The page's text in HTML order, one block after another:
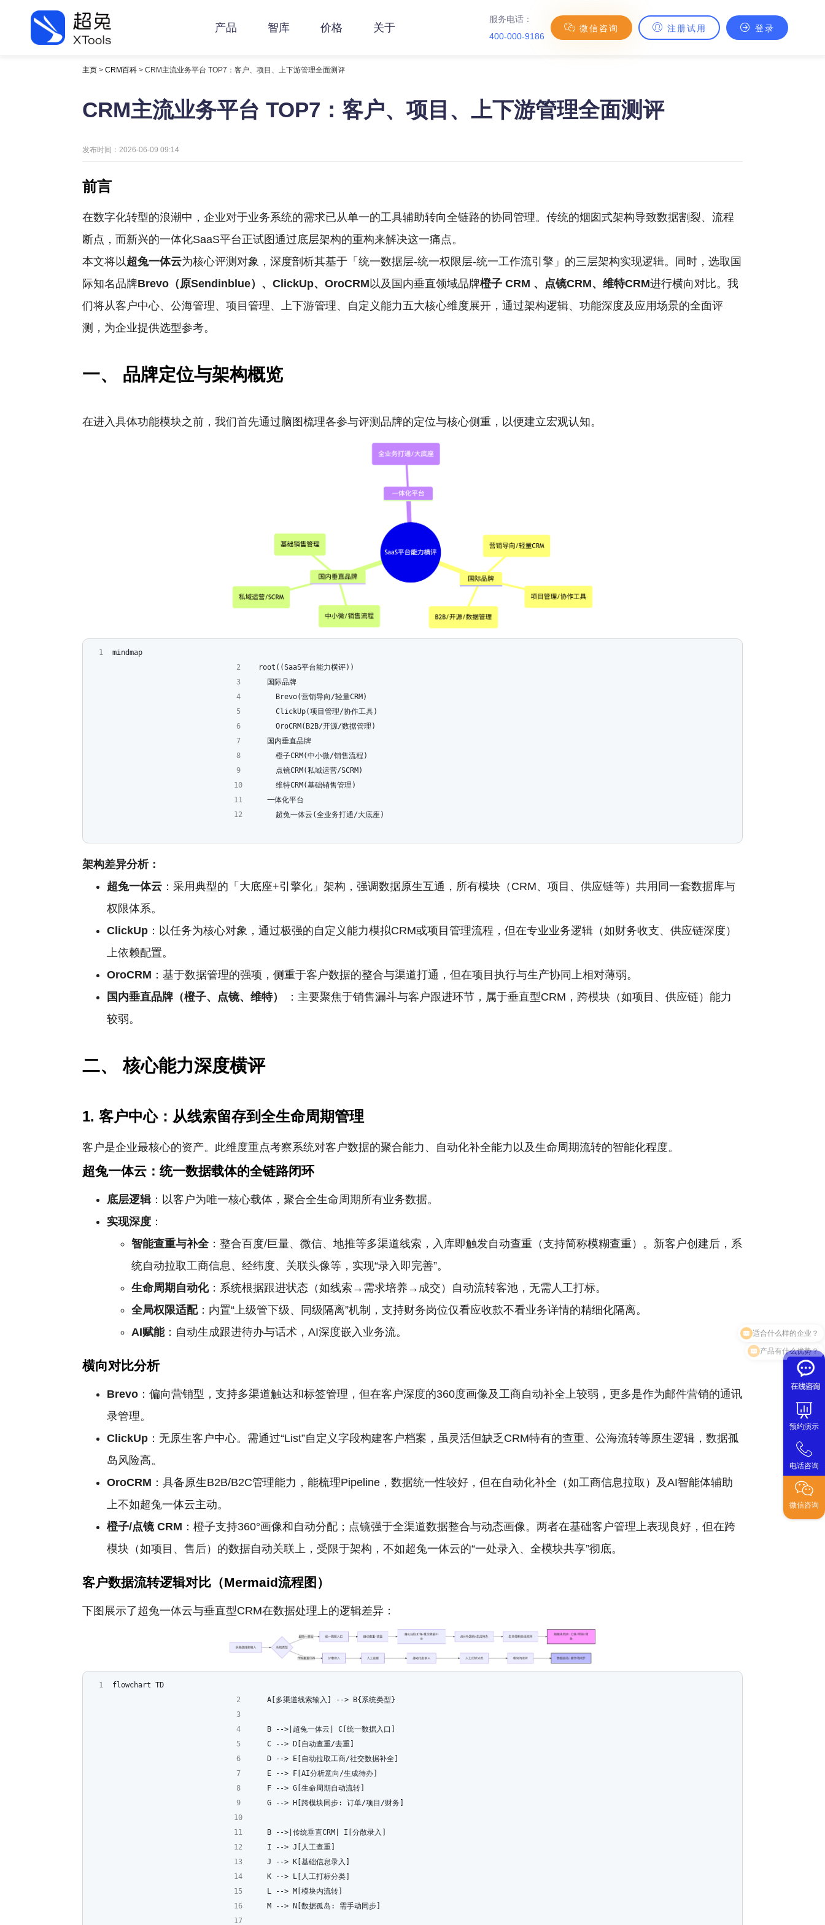
产品 智库 价格 关于
服务电话：
400-000-9186
微信咨询 注册试用 登录
预约演示
电话咨询
微信咨询
主页 >CRM百科 > CRM主流业务平台 TOP7：客户、项目、上下游管理全面测评
CRM主流业务平台 TOP7：客户、项目、上下游管理全面测评
发布时间：2026-06-09 09:14
前言
在数字化转型的浪潮中，企业对于业务系统的需求已从单一的工具辅助转向全链路的协同管理。传统的烟囱式架构导致数据割裂、流程
断点，而新兴的一体化SaaS平台正试图通过底层架构的重构来解决这一痛点。
本文将以超兔一体云为核心评测对象，深度剖析其基于「统一数据层-统一权限层-统一工作流引擎」的三层架构实现逻辑。同时，选取国
际知名品牌Brevo（原Sendinblue）、ClickUp、OroCRM以及国内垂直领域品牌橙子 CRM 、点镜CRM、维特CRM进行横向对比。我
们将从客户中心、公海管理、项目管理、上下游管理、自定义能力五大核心维度展开，通过架构逻辑、功能深度及应用场景的全面评
测，为企业提供选型参考。
一、 品牌定位与架构概览
在进入具体功能模块之前，我们首先通过脑图梳理各参与评测品牌的定位与核心侧重，以便建立宏观认知。
mindmap
  root((SaaS平台能力横评))
    国际品牌
      Brevo(营销导向/轻量CRM)
      ClickUp(项目管理/协作工具)
      OroCRM(B2B/开源/数据管理)
    国内垂直品牌
      橙子CRM(中小微/销售流程)
      点镜CRM(私域运营/SCRM)
      维特CRM(基础销售管理)
    一体化平台
      超兔一体云(全业务打通/大底座)
架构差异分析：
超兔一体云 ：采用典型的「大底座+引擎化」架构，强调数据原生互通，所有模块（CRM、项目、供应链等）共用同一套数据库与
权限体系。
ClickUp ：以任务为核心对象，通过极强的自定义能力模拟CRM或项目管理流程，但在专业业务逻辑（如财务收支、供应链深度）
上依赖配置。
OroCRM ：基于数据管理的强项，侧重于客户数据的整合与渠道打通，但在项目执行与生产协同上相对薄弱。
国内垂直品牌（橙子、点镜、维特）
：主要聚焦于销售漏斗与客户跟进环节，属于垂直型CRM，跨模块（如项目、供应链）能力
较弱。
二、 核心能力深度横评
1. 客户中心：从线索留存到全生命周期管理
客户是企业最核心的资产。此维度重点考察系统对客户数据的聚合能力、自动化补全能力以及生命周期流转的智能化程度。
超兔一体云：统一数据载体的全链路闭环
底层逻辑：以客户为唯一核心载体，聚合全生命周期所有业务数据。
实现深度 ：
智能查重与补全：整合百度/巨量、微信、地推等多渠道线索，入库即触发自动查重（支持简称模糊查重）。新客户创建后，系
统自动拉取工商信息、经纬度、关联头像等，实现“录入即完善”。
生命周期自动化：系统根据跟进状态（如线索→需求培养→成交）自动流转客池，无需人工打标。
全局权限适配：内置“上级管下级、同级隔离”机制，支持财务岗位仅看应收款不看业务详情的精细化隔离。
AI赋能：自动生成跟进待办与话术，AI深度嵌入业务流。
横向对比分析
Brevo ：偏向营销型，支持多渠道触达和标签管理，但在客户深度的360度画像及工商自动补全上较弱，更多是作为邮件营销的通讯
录管理。
ClickUp ：无原生客户中心。需通过“List”自定义字段构建客户档案，虽灵活但缺乏CRM特有的查重、公海流转等原生逻辑，数据孤
岛风险高。
OroCRM ：具备原生B2B/B2C管理能力，能梳理Pipeline，数据统一性较好，但在自动化补全（如工商信息拉取）及AI智能体辅助
上不如超兔一体云主动。
橙子/点镜 CRM ：橙子支持360°画像和自动分配；点镜强于全渠道数据整合与动态画像。两者在基础客户管理上表现良好，但在跨
模块（如项目、售后）的数据自动关联上，受限于架构，不如超兔一体云的“一处录入、全模块共享”彻底。
客户数据流转逻辑对比（Mermaid流程图）
下图展示了超兔一体云与垂直型CRM在数据处理上的逻辑差异：
flowchart TD
    A[多渠道线索输入] --> B{系统类型}
    B -->|超兔一体云| C[统一数据入口]
    C --> D[自动查重/去重]
    D --> E[自动拉取工商/社交数据补全]
    E --> F[AI分析意向/生成待办]
    F --> G[生命周期自动流转]
    G --> H[跨模块同步: 订单/项目/财务]
    B -->|传统垂直CRM| I[分散录入]
    I --> J[人工查重]
    J --> K[基础信息录入]
    K --> L[人工打标分类]
    L --> M[模块内流转]
    M --> N[数据孤岛: 需手动同步]